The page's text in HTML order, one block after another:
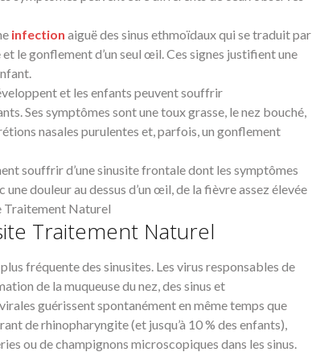
infection aiguë des sinus ethmoïdaux qui se traduit par
le gonflement d’un seul œil. Ces signes justifient une
et les enfants peuvent souffrir
Ses symptômes sont une toux grasse, le nez bouché,
nasales purulentes et, parfois, un gonflement
souffrir d’unesinusitefrontale dont les symptômes
douleur au dessus d’un œil, de la fièvre assez élevée
Traitement Naturel
Traitement Naturel
fréquente des sinusites. Les virus responsables de
de la muqueusedu nez, des sinus et
virales guérissent spontanément en même temps que
derhinopharyngite(et jusqu’à 10 % des enfants),
ou de champignons microscopiques dans les sinus.